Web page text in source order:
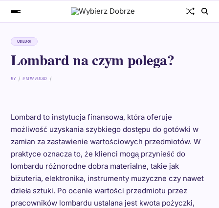
USŁUGI
Lombard na czym polega?
BY 9 MIN READ
Lombard to instytucja finansowa, która oferuje
możliwość uzyskania szybkiego dostępu do gotówki w
zamian za zastawienie wartościowych przedmiotów. W
praktyce oznacza to, że klienci mogą przynieść do
lombardu różnorodne dobra materialne, takie jak
biżuteria, elektronika, instrumenty muzyczne czy nawet
dzieła sztuki. Po ocenie wartości przedmiotu przez
pracowników lombardu ustalana jest kwota pożyczki,